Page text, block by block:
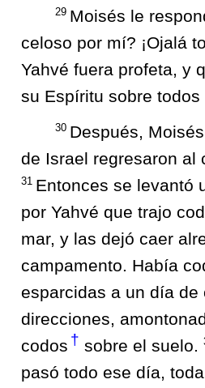
29 Moisés le
celoso por mí? ¡Ojalá
Yahvé fuera profeta, y
su Espíritu sobre todos
30 Después,
de Israel regresaron al
31 Entonces se levantó
por Yahvé que trajo
mar, y las dejó caer
campamento. Había
esparcidas a un día de
direcciones,
codos † sobre el suelo.
pasó todo ese día,